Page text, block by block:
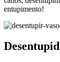
entupimento!